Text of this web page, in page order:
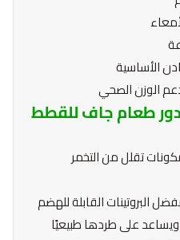
الأساسية
الوزن الصحي
طعام جاف للقطط
تقلل من التخمر
البروتينات القابلة للهضم
على طردها طبيعيًا